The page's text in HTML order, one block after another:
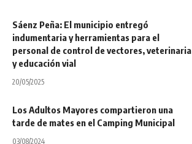
Sáenz Peña: El municipio entregó
indumentaria y herramientas para el
personal de control de vectores, veterinaria
y educación vial
20/05/2025
Los Adultos Mayores compartieron una
tarde de mates en el Camping Municipal
03/08/2024